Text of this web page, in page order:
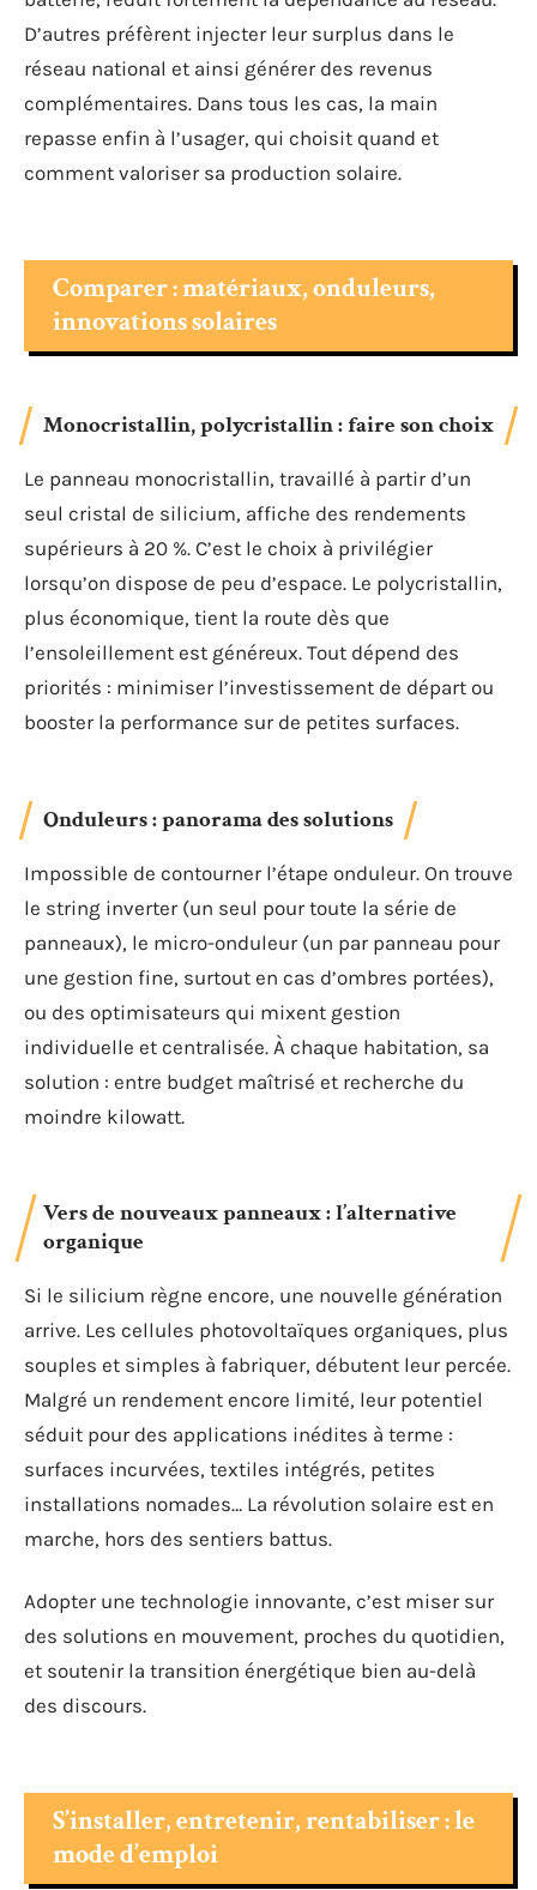
D’autres préfèrent injecter leur surplus dans le
réseau national et ainsi générer des revenus
complémentaires. Dans tous les cas, la main
repasse enfin à l’usager, qui choisit quand et
comment valoriser sa production solaire.
Comparer : matériaux, onduleurs,
innovations solaires
Monocristallin, polycristallin : faire son choix
Le panneau monocristallin, travaillé à partir d’un
seul cristal de silicium, affiche des rendements
supérieurs à 20 %. C’est le choix à privilégier
lorsqu’on dispose de peu d’espace. Le polycristallin,
plus économique, tient la route dès que
l’ensoleillement est généreux. Tout dépend des
priorités : minimiser l’investissement de départ ou
booster la performance sur de petites surfaces.
Onduleurs : panorama des solutions
Impossible de contourner l’étape onduleur. On trouve
le string inverter (un seul pour toute la série de
panneaux), le micro-onduleur (un par panneau pour
une gestion fine, surtout en cas d’ombres portées),
ou des optimisateurs qui mixent gestion
individuelle et centralisée. À chaque habitation, sa
solution : entre budget maîtrisé et recherche du
moindre kilowatt.
Vers de nouveaux panneaux : l’alternative
organique
Si le silicium règne encore, une nouvelle génération
arrive. Les cellules photovoltaïques organiques, plus
souples et simples à fabriquer, débutent leur percée.
Malgré un rendement encore limité, leur potentiel
séduit pour des applications inédites à terme :
surfaces incurvées, textiles intégrés, petites
installations nomades… La révolution solaire est en
marche, hors des sentiers battus.
Adopter une technologie innovante, c’est miser sur
des solutions en mouvement, proches du quotidien,
et soutenir la transition énergétique bien au-delà
des discours.
S’installer, entretenir, rentabiliser : le
mode d’emploi